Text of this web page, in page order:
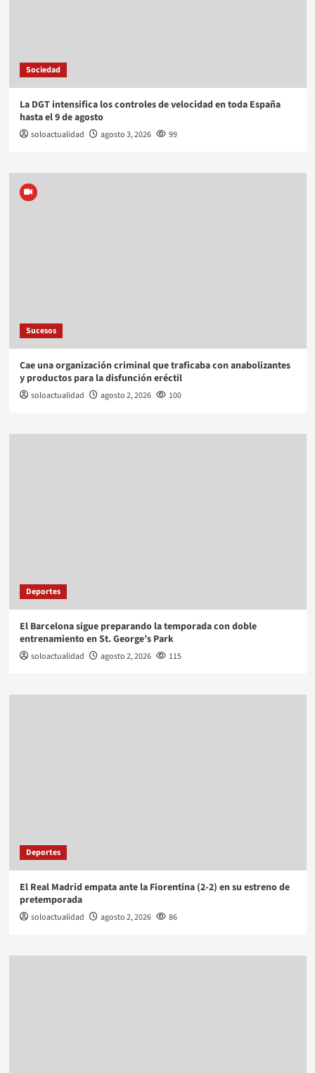
Sociedad
La DGT intensifica los controles de velocidad en toda España
hasta el 9 de agosto
soloactualidad agosto 3, 2026 99
Sucesos
Cae una organización criminal que traficaba con anabolizantes
y productos para la disfunción eréctil
soloactualidad agosto 2, 2026 100
Deportes
El Barcelona sigue preparando la temporada con doble
entrenamiento en St. George’s Park
soloactualidad agosto 2, 2026 115
Deportes
El Real Madrid empata ante la Fiorentina (2-2) en su estreno de
pretemporada
soloactualidad agosto 2, 2026 86